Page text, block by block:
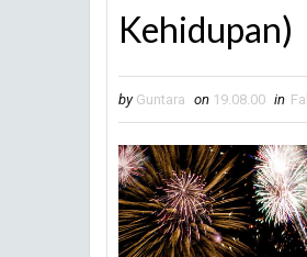
Kehidupan)
by Guntara on 19.08.00 in